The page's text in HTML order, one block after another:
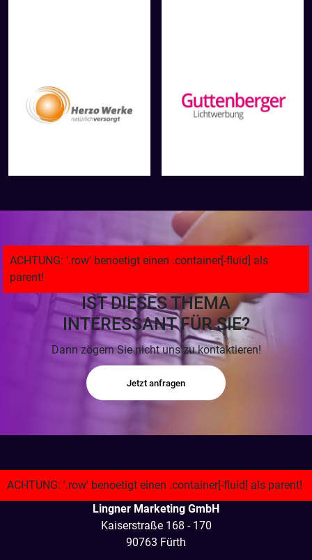
IST DIESES THEMA
INTERESSANT FÜR SIE?
Dann zögern Sie nicht uns zu kontaktieren!
Jetzt anfragen
Lingner Marketing GmbH
Kaiserstraße 168 - 170
90763 Fürth